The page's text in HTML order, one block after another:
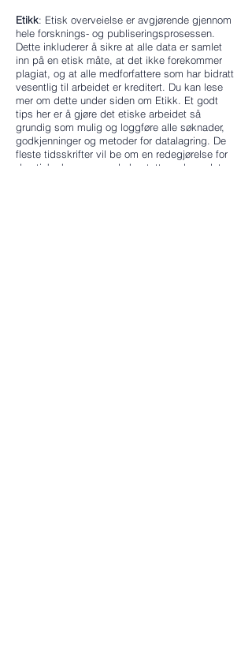
Etikk: Etisk overveielse er avgjørende gjennom
hele forsknings- og publiseringsprosessen.
Dette inkluderer å sikre at alle data er samlet
inn på en etisk måte, at det ikke forekommer
plagiat, og at alle medforfattere som har bidratt
vesentlig til arbeidet er kreditert. Du kan lese
mer om dette under siden om Etikk. Et godt
tips her er å gjøre det etiske arbeidet så
grundig som mulig og loggføre alle søknader,
godkjenninger og metoder for datalagring. De
fleste tidsskrifter vil be om en redegjørelse for
de etiske hensynene du har tatt og da er det